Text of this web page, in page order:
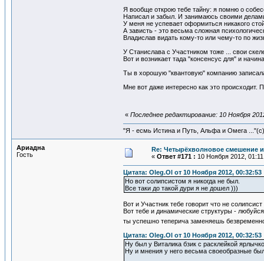
Я вообще открою тебе тайну: я помню о
Написал и забыл. И занимаюсь своими
У меня не успевает оформиться никакого
А зависть - это весьма сложная
Владислав видать кому-то или чему-то по
У Станислава с Участником тоже ... свои
Вот и возникает тада "консенсус для" и
Ты в хорошую "квантовую" компанию
Мне вот даже интересно как это происходит.
« Последнее редактирование: 10 Ноября
"Я - есмь Истина и Путь, Альфа и Омега ..."(с)
Ариадна
Гость
Re: Четырёхволновое смешение и
« Ответ #171 : 10 Ноября 2012,
Цитата: Oleg.Ol от 10 Ноября 2012, 00:32:53
Но вот солипсистом я никогда не был.
Все таки до такой дури я не дошел )))
Вот и Участник тебе говорит что не
Вот тебе и динамические структуры -
ты успешно теперича заменяешь
Цитата: Oleg.Ol от 10 Ноября 2012, 00:32:53
Ну был у Виталика бзик с расклейкой
Ну и мнения у него весьма своеобразные